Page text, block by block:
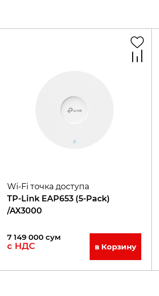
Wi-Fi точка доступа
TP-Link EAP653 (5-Pack)
/AX3000
7 149 000 сум
с НДС в Корзину